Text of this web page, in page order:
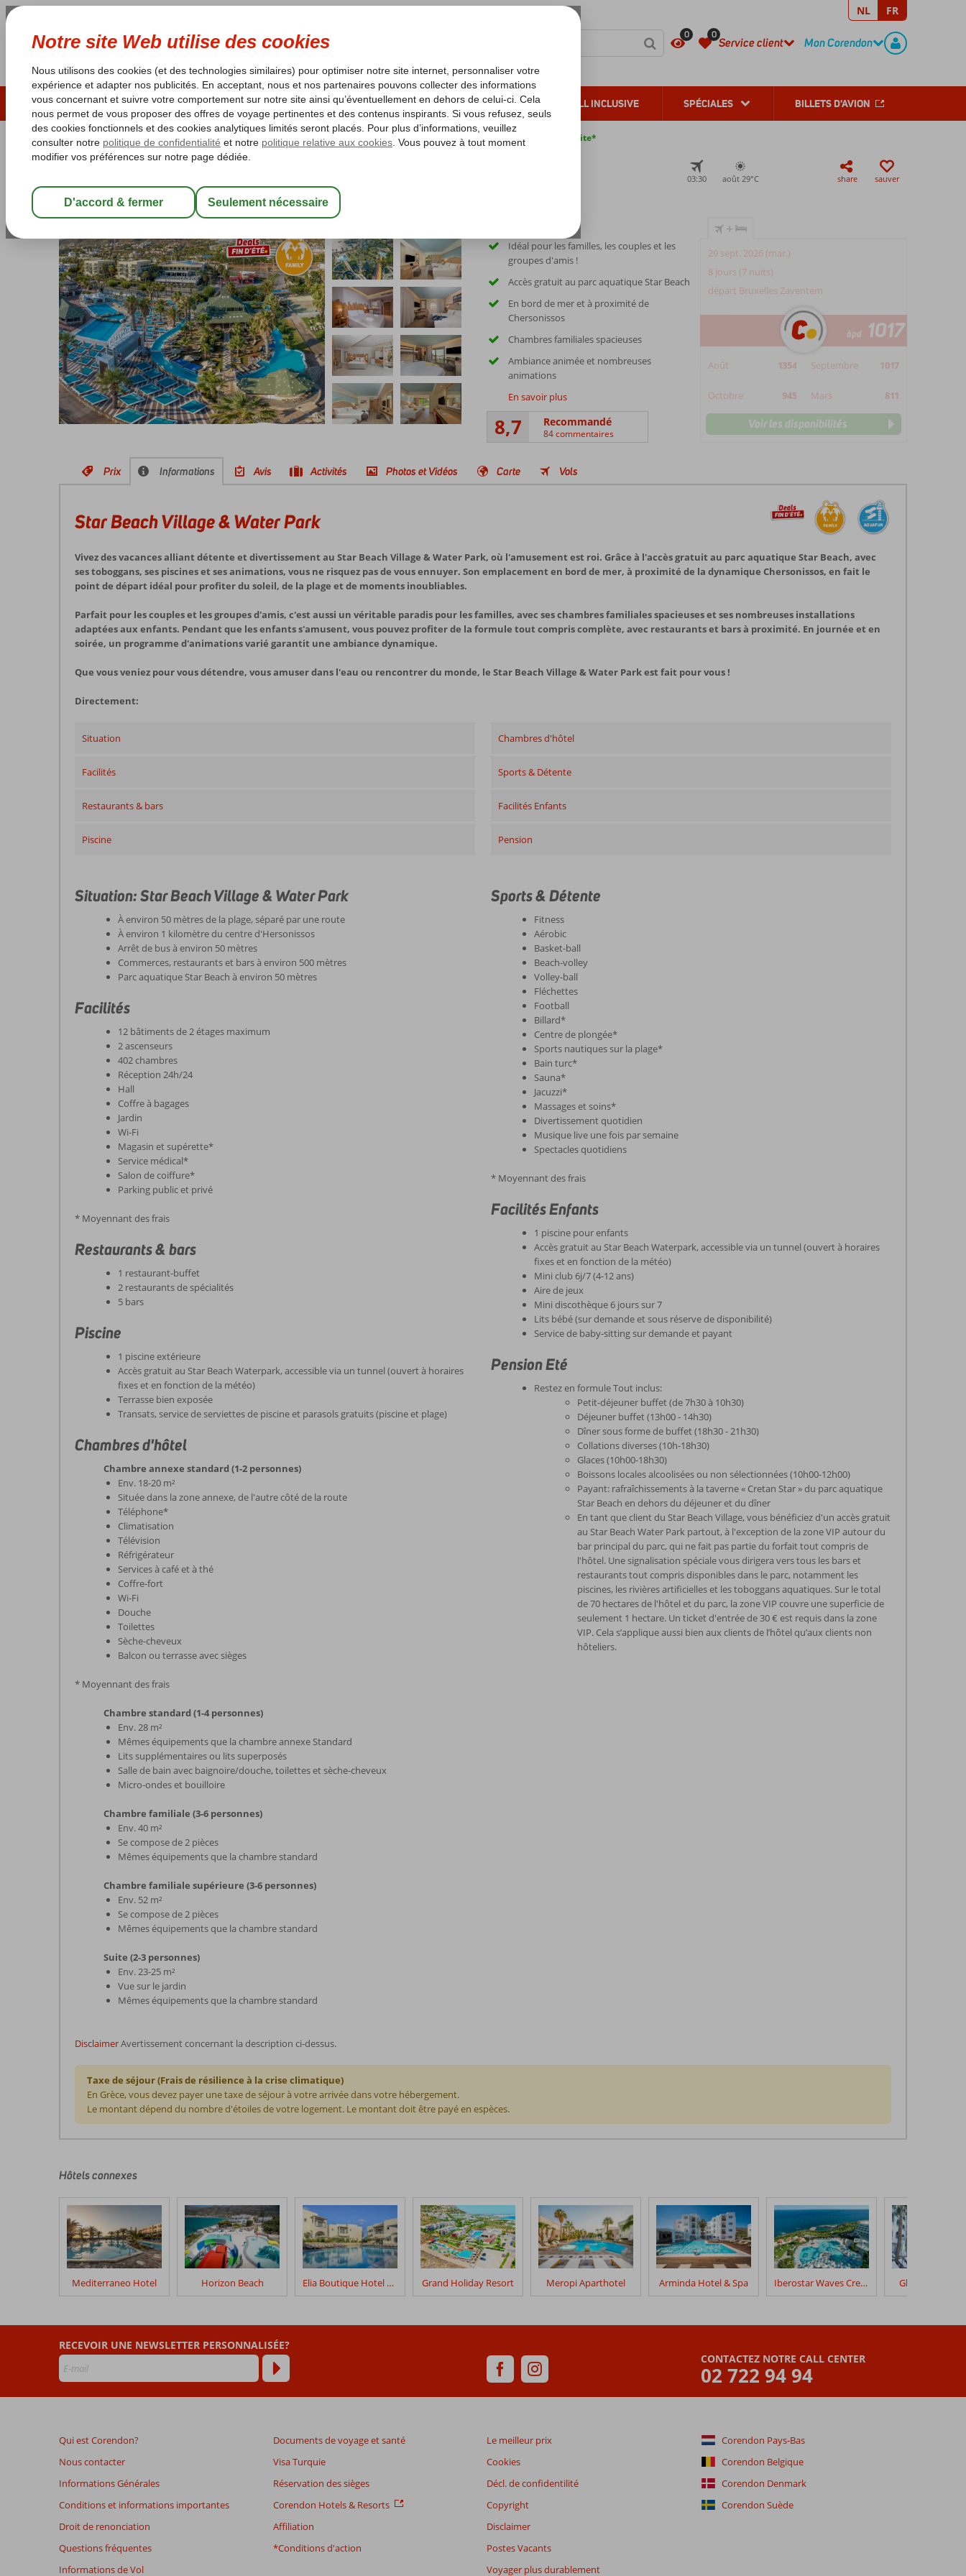
0 0
Service client
CONTACT
Mon Corendon
REGISTERNL FR
ÉTÉ 2026 LAST MINUTES SOLEIL D'HIVER VACANCES AU SOLEIL ALL INCLUSIVE SPÉCIALES BILLETS D'AVION
Les garanties de vacances Garantie du prix le plus bas* Pas de surcharge carburant Annulation gratuite*
Star Beach Village & Water Park
03:30 août 29°C share sauver
Idéal pour les familles, les couples et les
groupes d'amis !
Accès gratuit au parc aquatique Star Beach
En bord de mer et à proximité de
Chersonissos
Chambres familiales spacieuses
Ambiance animée et nombreuses
animations
En savoir plus
8,7 Recommandé
84 commentaires
+
29 sept. 2026 (mar.)
8 jours (7 nuits)
départ Bruxelles Zaventem
àpd 1017
Août 1354 Septembre 1017
Octobre 945 Mars 811
Voir les disponibilités
Prix Informations Avis Activités Photos et Vidéos Carte Vols
Star Beach Village & Water Park
Vivez des vacances alliant détente et divertissement au Star Beach Village & Water Park, où l'amusement est roi. Grâce à l'accès gratuit au parc aquatique Star Beach, avec
ses toboggans, ses piscines et ses animations, vous ne risquez pas de vous ennuyer. Son emplacement en bord de mer, à proximité de la dynamique Chersonissos, en fait le
point de départ idéal pour profiter du soleil, de la plage et de moments inoubliables.
Parfait pour les couples et les groupes d'amis, c'est aussi un véritable paradis pour les familles, avec ses chambres familiales spacieuses et ses nombreuses installations
adaptées aux enfants. Pendant que les enfants s'amusent, vous pouvez profiter de la formule tout compris complète, avec restaurants et bars à proximité. En journée et en
soirée, un programme d'animations varié garantit une ambiance dynamique.
Que vous veniez pour vous détendre, vous amuser dans l'eau ou rencontrer du monde, le Star Beach Village & Water Park est fait pour vous !
Directement:
Situation
Facilités
Restaurants & bars
Piscine
Chambres d'hôtel
Sports & Détente
Facilités Enfants
Pension
Situation: Star Beach Village & Water Park
À environ 50 mètres de la plage, séparé par une route
À environ 1 kilomètre du centre d'Hersonissos
Arrêt de bus à environ 50 mètres
Commerces, restaurants et bars à environ 500 mètres
Parc aquatique Star Beach à environ 50 mètres
Facilités
12 bâtiments de 2 étages maximum
2 ascenseurs
402 chambres
Réception 24h/24
Hall
Coffre à bagages
Jardin
Wi-Fi
Magasin et supérette*
Service médical*
Salon de coiffure*
Parking public et privé
* Moyennant des frais
Restaurants & bars
1 restaurant-buffet
2 restaurants de spécialités
5 bars
Piscine
1 piscine extérieure
Accès gratuit au Star Beach Waterpark, accessible via un tunnel (ouvert à horaires
fixes et en fonction de la météo)
Terrasse bien exposée
Transats, service de serviettes de piscine et parasols gratuits (piscine et plage)
Chambres d'hôtel
Chambre annexe standard (1-2 personnes)
Env. 18-20 m²
Située dans la zone annexe, de l'autre côté de la route
Téléphone*
Climatisation
Télévision
Réfrigérateur
Services à café et à thé
Coffre-fort
Wi-Fi
Douche
Toilettes
Sèche-cheveux
Balcon ou terrasse avec sièges
* Moyennant des frais
Chambre standard (1-4 personnes)
Env. 28 m²
Mêmes équipements que la chambre annexe Standard
Lits supplémentaires ou lits superposés
Salle de bain avec baignoire/douche, toilettes et sèche-cheveux
Micro-ondes et bouilloire
Chambre familiale (3-6 personnes)
Env. 40 m²
Se compose de 2 pièces
Mêmes équipements que la chambre standard
Chambre familiale supérieure (3-6 personnes)
Env. 52 m²
Se compose de 2 pièces
Mêmes équipements que la chambre standard
Suite (2-3 personnes)
Env. 23-25 m²
Vue sur le jardin
Mêmes équipements que la chambre standard
Sports & Détente
Fitness
Aérobic
Basket-ball
Beach-volley
Volley-ball
Fléchettes
Football
Billard*
Centre de plongée*
Sports nautiques sur la plage*
Bain turc*
Sauna*
Jacuzzi*
Massages et soins*
Divertissement quotidien
Musique live une fois par semaine
Spectacles quotidiens
* Moyennant des frais
Facilités Enfants
1 piscine pour enfants
Accès gratuit au Star Beach Waterpark, accessible via un tunnel (ouvert à horaires
fixes et en fonction de la météo)
Mini club 6j/7 (4-12 ans)
Aire de jeux
Mini discothèque 6 jours sur 7
Lits bébé (sur demande et sous réserve de disponibilité)
Service de baby-sitting sur demande et payant
Pension Eté
Restez en formule Tout inclus:
Petit-déjeuner buffet (de 7h30 à 10h30)
Déjeuner buffet (13h00 - 14h30)
Dîner sous forme de buffet (18h30 - 21h30)
Collations diverses (10h-18h30)
Glaces (10h00-18h30)
Boissons locales alcoolisées ou non sélectionnées (10h00-12h00)
Payant: rafraîchissements à la taverne « Cretan Star » du parc aquatique
Star Beach en dehors du déjeuner et du dîner
En tant que client du Star Beach Village, vous bénéficiez d'un accès gratuit
au Star Beach Water Park partout, à l'exception de la zone VIP autour du
bar principal du parc, qui ne fait pas partie du forfait tout compris de
l'hôtel. Une signalisation spéciale vous dirigera vers tous les bars et
restaurants tout compris disponibles dans le parc, notamment les
piscines, les rivières artificielles et les toboggans aquatiques. Sur le total
de 70 hectares de l'hôtel et du parc, la zone VIP couvre une superficie de
seulement 1 hectare. Un ticket d'entrée de 30 € est requis dans la zone
VIP. Cela s’applique aussi bien aux clients de l’hôtel qu’aux clients non
hôteliers.
DisclaimerAvertissement concernant la description ci-dessus.
Taxe de séjour (Frais de résilience à la crise climatique)
En Grèce, vous devez payer une taxe de séjour à votre arrivée dans votre hébergement.
Le montant dépend du nombre d'étoiles de votre logement. Le montant doit être payé en espèces.
écrits
nos
clients
après
leur
séjour
Star
Water
Les
de
de
48
ne
sont
affichés
afin
Hôtels connexes
Mediterraneo Hotel Horizon Beach Elia Boutique Hotel by S Resorts Grand Holiday Resort Meropi Aparthotel Arminda Hotel & Spa Iberostar Waves Creta Panorama & Mare Glaros Beach
CONTACTEZ NOTRE CALL CENTER
02 722 94 94
RECEVOIR UNE NEWSLETTER PERSONNALISÉE?
Qui est Corendon?
Nous contacter
Informations Générales
Conditions et informations importantes
Droit de renonciation
Questions fréquentes
Informations de Vol
Documents de voyage et santé
Visa Turquie
Réservation des sièges
Corendon Hotels & Resorts
Affiliation
*Conditions d'action
Le meilleur prix
Cookies
Décl. de confidentilité
Copyright
Disclaimer
Postes Vacants
Voyager plus durablement
Corendon Pays-Bas
Corendon Belgique
Corendon Denmark
Corendon Suède